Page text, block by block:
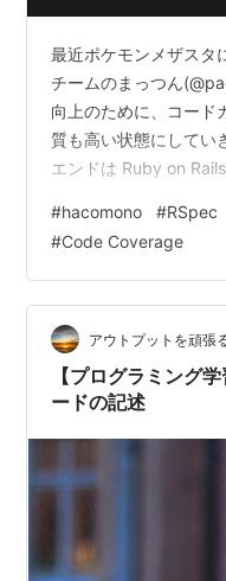
最近ポケモンメザスタ
チームのまっつん
向上のために、コード
質も高い状態にしてい
エンドは Ruby on
の測定について書きま
できる状態にする まず
simplecov を導入済み
きていない状態でした
査するところからはじ
#hacomono #RSpec
#Code Coverage
アウトプットを頑張
【プログラミング
ードの記述